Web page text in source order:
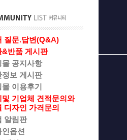
질문.답변(Q&A)
&반품 게시판
몰 공지사항
정보 게시판
이용후기
및 기업체 견적문의와
디자인 가격문의
알림판
인옵션